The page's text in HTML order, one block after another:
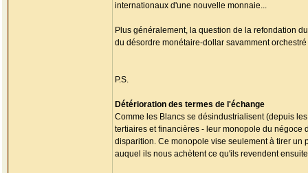
internationaux d'une nouvelle monnaie...
Plus généralement, la question de la refondation
du désordre monétaire-dollar savamment
P.S.
Détérioration des termes de l'échange
Comme les Blancs se désindustrialisent (depuis
tertiaires et financières - leur monopole du
disparition. Ce monopole vise seulement à tirer
auquel ils nous achètent ce qu'ils revendent